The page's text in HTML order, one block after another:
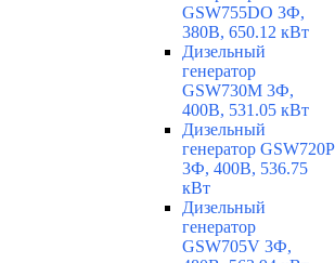
GSW755DO 3Ф,
380В, 650.12 кВт
Дизельный
генератор
GSW730M 3Ф,
400В, 531.05 кВт
Дизельный
генератор GSW720P
3Ф, 400В, 536.75
кВт
Дизельный
генератор
GSW705V 3Ф,